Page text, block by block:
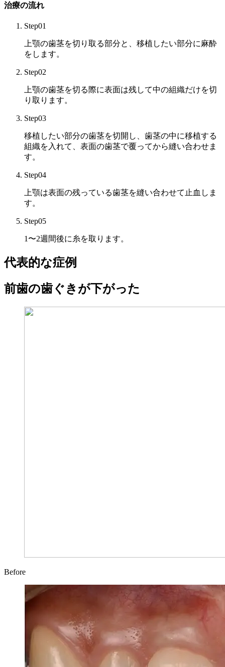
治療の流れ
Step01
上顎の歯茎を切り取る部分と、移植したい部分に麻酔
をします。
Step02
上顎の歯茎を切る際に表面は残して中の組織だけを切
り取ります。
Step03
移植したい部分の歯茎を切開し、歯茎の中に移植する
組織を入れて、表面の歯茎で覆ってから縫い合わせま
す。
Step04
上顎は表面の残っている歯茎を縫い合わせて止血しま
す。
Step05
1〜2週間後に糸を取ります。
代表的な症例
前歯の歯ぐきが下がった
Before